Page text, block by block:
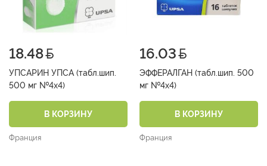
18.48
УПСАРИН УПСА (табл.шип.
500 мг №4х4)
В КОРЗИНУ
Франция
16.03
ЭФФЕРАЛГАН (табл.шип. 500
мг №4х4)
В КОРЗИНУ
Франция